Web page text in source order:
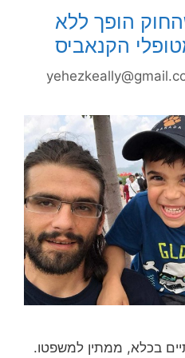
הופך ללא
הקנאביס
בכלא, ממתין למשפטו.